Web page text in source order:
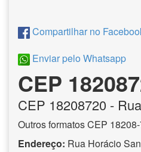
Compartilhar no
Enviar pelo Whatsapp
CEP
CEP 18208720 -
Outros formatos CEP
Endereço: Rua Horácio